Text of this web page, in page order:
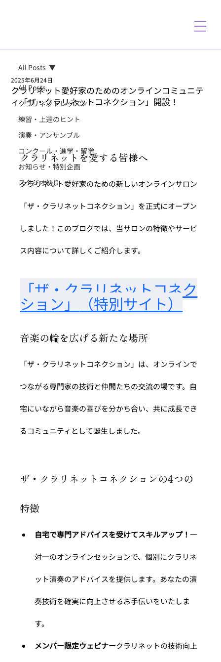
All Posts
クラリネットレッスン
練習・上達のヒント
演奏・アンサンブル
コンクール・進学・留学
お知らせ・特別企画
スタジオ便り
All Posts
クラリネット愛好家のためのオンラインコミュニテ
ィ「ザ・クラリネットコネクション」開設！
2025年6月24日
クラリネットを愛する皆様へ
クラリネット愛好家のための新しいオンラインサロン
「ザ・クラリネットコネクション」を正式にオープン
しました！このブログでは、当サロンの特徴やサービ
ス内容について詳しくご紹介します。
「ザ・クラリネットコネク
ション」 （特別サイト）
音楽の輪を広げる新たな場所
「ザ・クラリネットコネクション」は、オンラインで
つながる専門家の技術と仲間たちの交流の場です。自
宅にいながら音楽の喜びを分かち合い、共に成長でき
るコミュニティとして誕生しました。
ザ・クラリネットコネクションの4つの
特徴
自宅で専門アドバイスを受けてスキルアップ！一
対一のオンラインセッションで、個別にクラリネ
ット演奏のアドバイスを提供します。あなたの演
奏技術を確実に向上させるお手伝いをいたしま
す。
メンバー限定ウェビナークラリネットの技術向上